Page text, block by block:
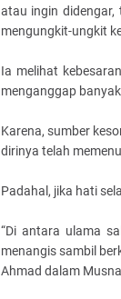
atau ingin
mengungkit-ungkit
Ia melihat
menganggap
Karena, sumber
dirinya telah
Padahal, jika hati
“Di antara ulama
menangis sambil
Ahmad dalam